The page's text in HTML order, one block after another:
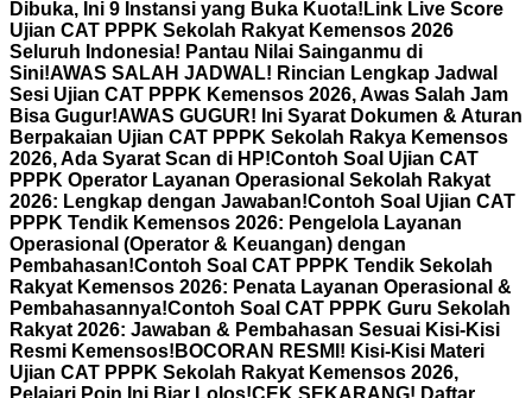
Dibuka, Ini 9 Instansi yang Buka Kuota! Link Live Score
Ujian CAT PPPK Sekolah Rakyat Kemensos 2026
Seluruh Indonesia! Pantau Nilai Sainganmu di
Sini!AWAS SALAH JADWAL! Rincian Lengkap Jadwal
Sesi Ujian CAT PPPK Kemensos 2026, Awas Salah Jam
Bisa Gugur!AWAS GUGUR! Ini Syarat Dokumen & Aturan
Berpakaian Ujian CAT PPPK Sekolah Rakya Kemensos
2026, Ada Syarat Scan di HP!Contoh Soal Ujian CAT
PPPK Operator Layanan Operasional Sekolah Rakyat
2026: Lengkap dengan Jawaban!Contoh Soal Ujian CAT
PPPK Tendik Kemensos 2026: Pengelola Layanan
Operasional (Operator & Keuangan) dengan
Pembahasan!Contoh Soal CAT PPPK Tendik Sekolah
Rakyat Kemensos 2026: Penata Layanan Operasional &
Pembahasannya!Contoh Soal CAT PPPK Guru Sekolah
Rakyat 2026: Jawaban & Pembahasan Sesuai Kisi-Kisi
Resmi Kemensos! BOCORAN RESMI! Kisi-Kisi Materi
Ujian CAT PPPK Sekolah Rakyat Kemensos 2026,
Pelajari Poin Ini Biar Lolos!CEK SEKARANG! Daftar